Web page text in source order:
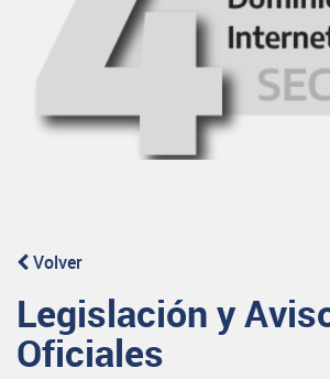
Volver
Legislación y
Oficiales